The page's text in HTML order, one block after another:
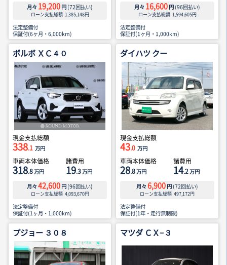
月々 19,200 円 (72回払い)
ローン支払総額 1,385,148円
法定整備付
保証付(6ヶ月・6,000km)
月々 16,600 円 (96回払い)
ローン支払総額 1,594,605円
法定整備付
保証付(1ヶ月・1,000km)
ボルボ ＸＣ４０
現金支払総額
338.1 万円
車両本体価格
318.8万円
諸費用
19.3万円
月々 42,600 円 (96回払い)
ローン支払総額 4,093,670円
法定整備付
保証付(1ヶ月・1,000km)
ダイハツ クー
現金支払総額
43.0 万円
車両本体価格
28.8万円
諸費用
14.2万円
月々 6,900 円 (72回払い)
ローン支払総額 497,172円
法定整備付
保証付(1年・走行無制限)
プジョー ３０８ マツダ ＣＸ−３